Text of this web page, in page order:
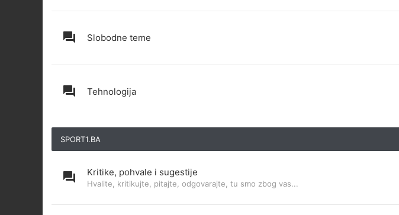
Slobodne teme
Tehnologija
SPORT1.BA
Kritike, pohvale i sugestije
Hvalite, kritikujte, pitajte, odgovarajte, tu smo zbog vas...